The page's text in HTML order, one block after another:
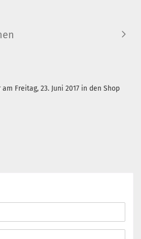
Freitag, 23. Juni 2017 in den Shop